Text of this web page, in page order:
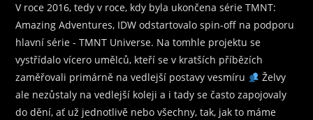
V roce 2016, tedy v roce, kdy byla ukončena série TMNT:
Amazing Adventures, IDW odstartovalo spin-off na podporu
hlavní série - TMNT Universe. Na tomhle projektu se
vystřídalo vícero umělců, kteří se v kratších příbězích
zaměřovali primárně na vedlejší postavy vesmíru
Želvy
ale nezůstaly na vedlejší koleji a i tady se často zapojovaly
do dění, ať už jednotlivě nebo všechny, tak, jak to máme